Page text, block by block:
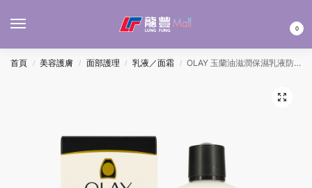
0
首頁 / 美容護膚 / 面部護理 / 乳液／面霜 / OLAY 玉蘭油滋潤保濕乳液防敏感 150ML